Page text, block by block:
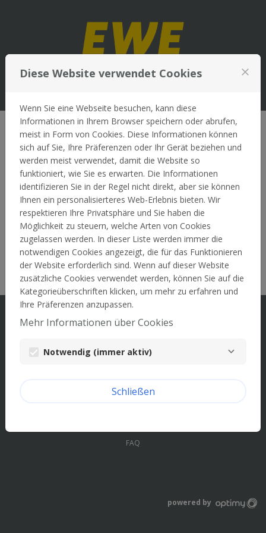
Rechtliche Hinweise
-
Startseite
© EWE AG
Impressum
FAQ
powered by
Diese Website verwendet Cookies close
Wenn Sie eine Webseite besuchen, kann diese
Informationen in Ihrem Browser speichern oder abrufen,
meist in Form von Cookies. Diese Informationen können
sich auf Sie, Ihre Präferenzen oder Ihr Gerät beziehen und
werden meist verwendet, damit die Website so
funktioniert, wie Sie es erwarten. Die Informationen
identifizieren Sie in der Regel nicht direkt, aber sie können
Ihnen ein personalisierteres Web-Erlebnis bieten. Wir
respektieren Ihre Privatsphäre und Sie haben die
Möglichkeit zu steuern, welche Arten von Cookies
zugelassen werden. In dieser Liste werden immer die
notwendigen Cookies angezeigt, die für das Funktionieren
der Website erforderlich sind. Wenn auf dieser Website
zusätzliche Cookies verwendet werden, können Sie auf die
Kategorieüberschriften klicken, um mehr zu erfahren und
Ihre Präferenzen anzupassen.
Mehr Informationen über Cookies
Notwendig (immer aktiv)
Schließen